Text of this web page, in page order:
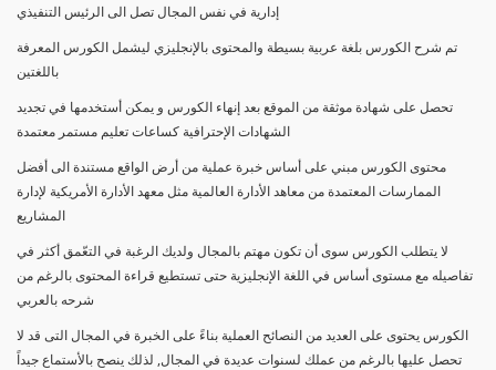
إدارية في نفس المجال تصل الى الرئيس التنفيذي
تم شرح الكورس بلغة عربية بسيطة والمحتوى بالإنجليزي ليشمل الكورس المعرفة
باللغتين
تحصل على شهادة موثقة من الموقع بعد إنهاء الكورس و يمكن أستخدمها في تجديد
الشهادات الإحترافية كساعات تعليم مستمر معتمدة
محتوى الكورس مبني على أساس خبرة عملية من أرض الواقع مستندة الى أفضل
الممارسات المعتمدة من معاهد الأدارة العالمية مثل معهد الأدارة الأمريكية لإدارة
المشاريع
لا يتطلب الكورس سوى أن تكون مهتم بالمجال ولديك الرغبة في التعّمق أكثر في
تفاصيله مع مستوى أساس في اللغة الإنجليزية حتى تستطيع قراءة المحتوى بالرغم من
شرحه بالعربي
الكورس يحتوى على العديد من النصائح العملية بناءً على الخبرة في المجال التى قد لا
تحصل عليها بالرغم من عملك لسنوات عديدة في المجال, لذلك ينصح بالأستماع جيداً